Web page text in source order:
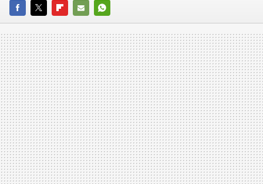
FACEBOOK
TWITTERFLIPBOARD
E-
MAIL
WHATSAPP